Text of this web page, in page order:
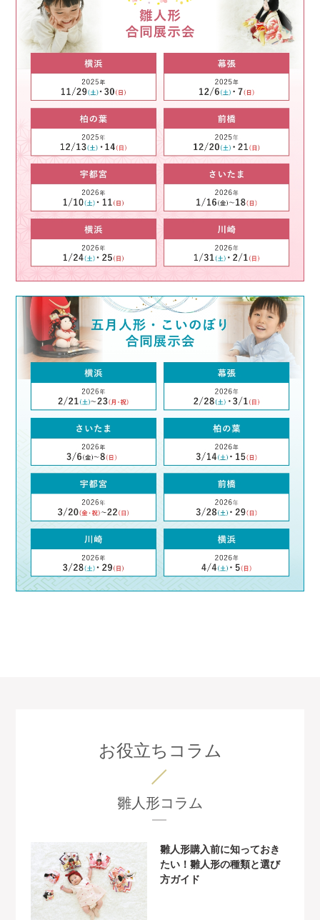
お役立ちコラム
雛人形コラム
雛人形購入前に知っておき
たい！雛人形の種類と選び
方ガイド